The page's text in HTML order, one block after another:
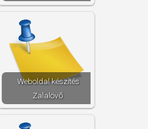
Weboldal készítés​
Zalalövő